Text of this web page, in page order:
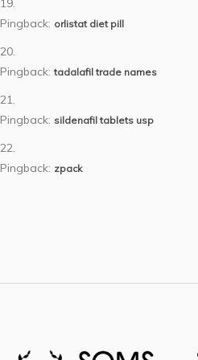
Pingback: orlistat diet pill
Pingback:tadalafil trade names
Pingback: sildenafil tablets usp
Pingback: zpack